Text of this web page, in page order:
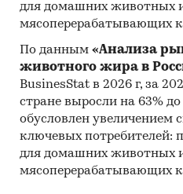
для домашних животных
мясоперерабатывающих
По данным «Анализа
животного жира в
BusinesStat в 2026 г, за
стране выросли на 63%
обусловлен увеличением
ключевых потребителей:
для домашних животных
мясоперерабатывающих